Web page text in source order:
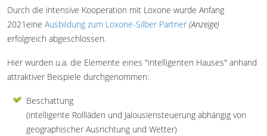
Durch die intensive Kooperation mit Loxone wurde Anfang
2021eine Ausbildung zum Loxone-Silber Partner (Anzeige)
erfolgreich abgeschlossen.
Hier wurden u.a. die Elemente eines "intelligenten Hauses" anhand
attraktiver Beispiele durchgenommen:
Beschattung
(intelligente Rollläden und Jalousiensteuerung abhängig von
geographischer Ausrichtung und Wetter)